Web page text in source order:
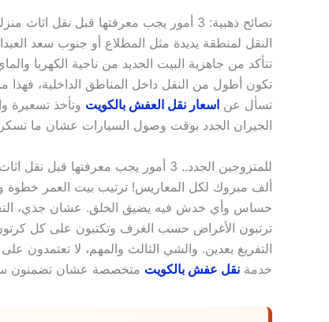
نصائح ذهبية: 3 أمور يجب معرفتها قبل نقل اثاث منزلك بالكويت للأحياء الجديدة
النقل لمنطقة يديدة مثل المطلاع أو جنوب سعد
تتأكد من جاهزية البيت الجديد من ناحية الكهربا
تكون أطول من النقل داخل المناطق الداخلية،
تسأل عن اسعار نقل العفش بالكويت وتأخذ تسعيرة
الجيران الجدد بوقت وصول السيارات عشان ما
للمتزوجين الجدد.. 3 أمور يجب معرفتها قبل نقل اثاث منزلك بالكويت بأمان
ألف مبروك لكل المعاريس! ترتيب بيت العمر خطوة
حساس وأي خدش فيه يضيق الخلق. عشان جذي،
ترتبون الأغراض حسب الغرف وتكتبون على كل
التفريغ بعدين. والشي الثالث والمهم، لا تعتمدون
خدمة نقل عفش بالكويت متخصصة عشان تضمنون سلامة